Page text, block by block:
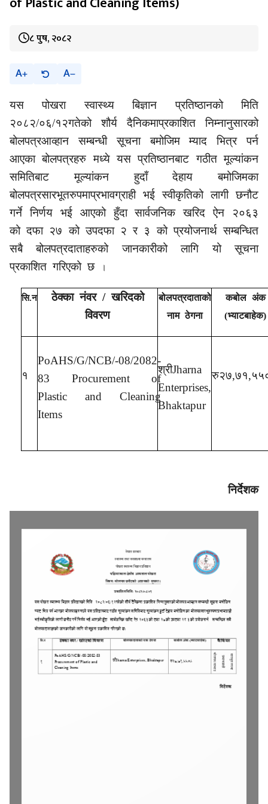
८ पुष, २०८२
A A
यस पोखरा स्वास्थ्य बिज्ञान प्रतिष्ठानको मिति
२०८२/०६/१२गतेको शौर्य दैनिकमाप्रकाशितनिम्नानुसारको
बोलपत्रआव्हान सम्बन्धी सूचना बमोजिमम्याद भित्रपर्न
आएकाबोलपत्रहरु मध्येयस प्रतिष्ठानबाट गठीत मूल्यांकन
समितिबाट मूल्यांकन हुदाँ देहाय बमोजिमका
बोलपत्रसारभूतरुपमाप्रभावग्राहीभई स्वीकृतिको लागी छनौट
गर्ने निर्णय भई आएको हुँदासार्वजनिक खरिद ऐन २०६३
को दफा २७ को उपदफा २ र ३ को प्रयोजनार्थसम्बन्धित
सबैबोलपत्रदाताहरुकोजानकारीको लागि यो सूचना
प्रकाशित गरिएको छ
।
सि.न
ठेक्का नंवर / खरिदको
विवरण
बोलपत्रदाताको
नाम ठेगना
कबोल अंक
(भ्याटबाहेक)
१
PoAHS/G/NCB/-08/2082-
83 Procurement of
Plastic and Cleaning
Items
श्रीJharna
Enterprises,
Bhaktapur
रु२७
निर्देशक